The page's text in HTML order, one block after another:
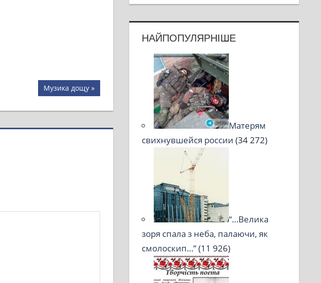
Next
Post:
Музика дощу
НАЙПОПУЛЯРНІШЕ
Матерям
свихнувшейся россии (34 272)
“…Велика
зоря спала з неба, палаючи, як
смолоскип…”(11 926)